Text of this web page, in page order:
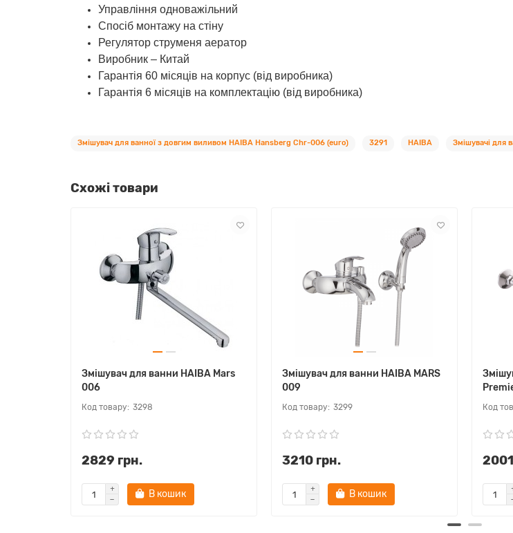
Управління одноважільний
Спосіб монтажу на стіну
Регулятор струменя аератор
Виробник – Китай
Гарантія 60 місяців на корпус (від виробника)
Гарантія 6 місяців на комплектацію (від виробника)
Змішувач для ванної з довгим виливом HAIBA Hansberg Chr-006 (euro) 3291 HAIBA Змішувачі для
Схожі товари
Змішувач для ванни HAIBA Mars
006
3298
2829 грн.
В кошик
Змішувач для ванни HAIBA MARS
009
3299
3210 грн.
В кошик